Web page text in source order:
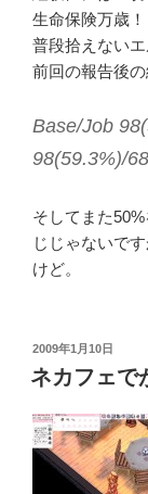
生命保険万歳！
普段拾えないエ
前回の報告後の
Base/Job
98(59.3%)/
そしてまた
じじゃないで
けど。
投
稿
日:
2009年1月10日
ネカフェで